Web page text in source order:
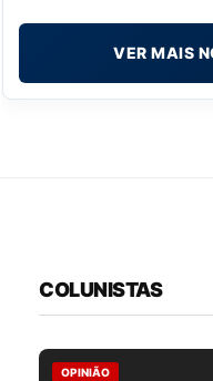
VER MAIS
COLUNISTAS
OPINIÃO